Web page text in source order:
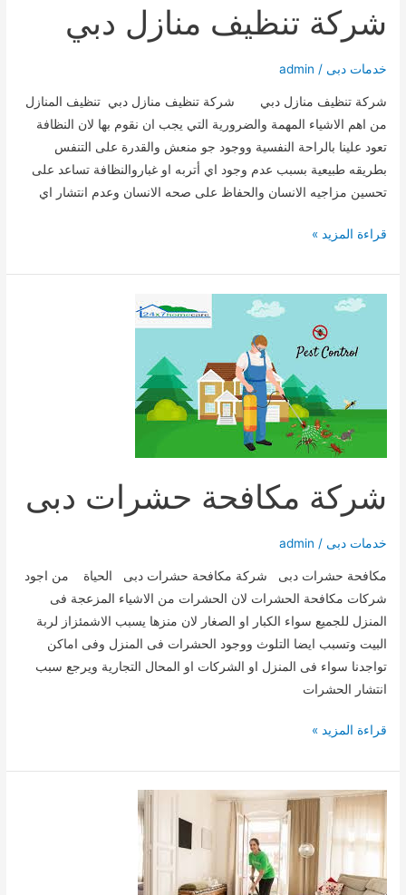
شركة تنظيف منازل دبي
خدمات دبى /
admin
شركة تنظيف منازل دبي شركة تنظيف منازل دبي تنظيف المنازل
من اهم الاشياء المهمة والضرورية التي يجب ان نقوم بها لان النظافة
تعود علينا بالراحة النفسية ووجود جو منعش والقدرة على التنفس
بطريقه طبيعية بسبب عدم وجود اي أتربه او غباروالنظافة تساعد على
تحسين مزاجيه الانسان والحفاظ على صحه الانسان وعدم انتشار اي
شركة
منازل
قراءة المزيد »
شركة مكافحة حشرات دبى
خدمات دبى /
admin
مكافحة حشرات دبى شركة مكافحة حشرات دبى الحياة من اجود
شركات مكافحة الحشرات لان الحشرات من الاشياء المزعجة فى
المنزل للجميع سواء الكبار او الصغار لان منزها يسبب الاشمئزاز لربة
البيت وتسبب ايضا التلوث ووجود الحشرات فى المنزل وفى اماكن
تواجدنا سواء فى المنزل او الشركات او المحال التجارية ويرجع سبب
انتشار الحشرات
شركة
حشرات
دبى
قراءة المزيد »